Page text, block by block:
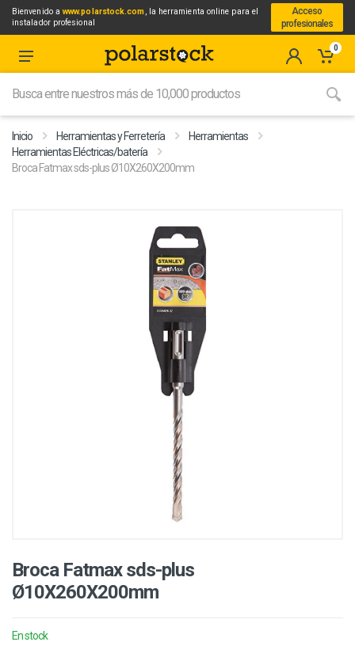
Bienvenido awww.polarstock.com, la herramienta online para el
instalador profesional
Acceso
profesionales
0
Inicio Herramientas y Ferretería
Herramientas
Herramientas Eléctricas/batería
Broca Fatmax sds-plus Ø10X260X200mm
Broca Fatmax sds-plus
Ø10X260X200mm
En stock